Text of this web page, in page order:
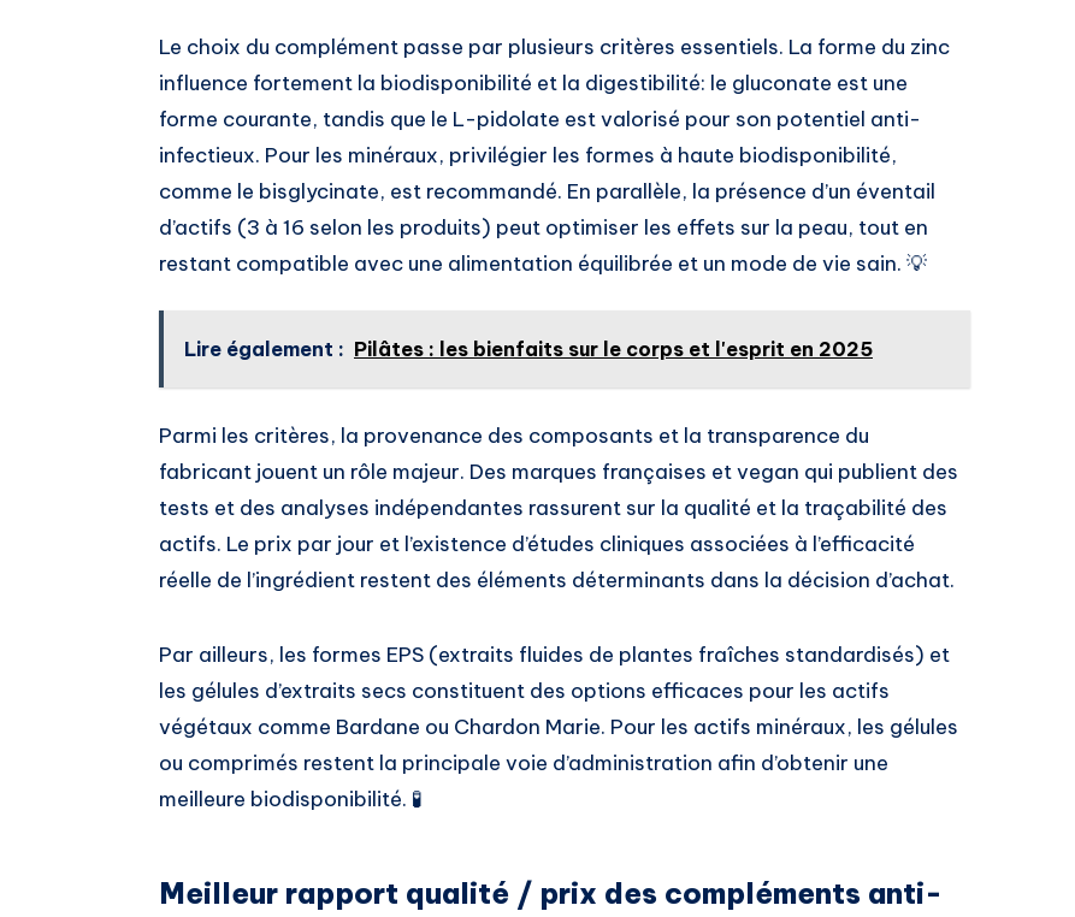
Le choix du complément passe par plusieurs critères essentiels. La forme du zinc
influence fortement la biodisponibilité et la digestibilité: le gluconate est une
forme courante, tandis que le L-pidolate est valorisé pour son potentiel anti-
infectieux. Pour les minéraux, privilégier les formes à haute biodisponibilité,
comme le bisglycinate, est recommandé. En parallèle, la présence d’un éventail
d’actifs (3 à 16 selon les produits) peut optimiser les effets sur la peau, tout en
restant compatible avec une alimentation équilibrée et un mode de vie sain. 💡
Lire également : Pilâtes : les bienfaits sur le corps et l'esprit en 2025
Parmi les critères, la provenance des composants et la transparence du
fabricant jouent un rôle majeur. Des marques françaises et vegan qui publient des
tests et des analyses indépendantes rassurent sur la qualité et la traçabilité des
actifs. Le prix par jour et l’existence d’études cliniques associées à l’efficacité
réelle de l’ingrédient restent des éléments déterminants dans la décision d’achat.
Par ailleurs, les formes EPS (extraits fluides de plantes fraîches standardisés) et
les gélules d’extraits secs constituent des options efficaces pour les actifs
végétaux comme Bardane ou Chardon Marie. Pour les actifs minéraux, les gélules
ou comprimés restent la principale voie d’administration afin d’obtenir une
meilleure biodisponibilité. 🧪
Meilleur rapport qualité / prix des compléments anti-